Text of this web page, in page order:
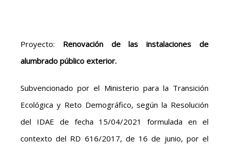
Proyecto: Renovación de las instalaciones de
alumbrado público exterior.
Subvencionado por el Ministerio para la Transición
Ecológica y Reto Demográfico, según la Resolución
del IDAE de fecha 15/04/2021 formulada en el
contexto del RD 616/2017, de 16 de junio, por el